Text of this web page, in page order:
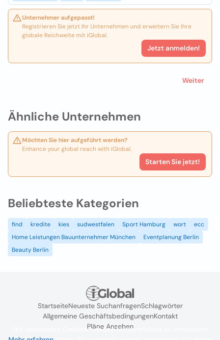
Ähnliche Unternehmen
Möchten Sie hier aufgeführt werden?
Enhance your global reach with iGlobal.
Starten Sie jetzt!
Unternehmer aufgepasst!
Registrieren Sie jetzt Ihr Unternehmen und erweitern Sie Ihre
globale Reichweite mit iGlobal.
Jetzt anmelden!
Weiter
Beliebteste Kategorien
find kredite kies sudwestfalen Sport Hamburg wort
ecc
Home Leistungen Bauunternehmer München
Eventplanung Berlin
Beauty Berlin
StartseiteNeueste SuchanfragenSchlagwörter
Allgemeine GeschäftsbedingungenKontakt
Pläne Ansehen
Wir verwenden Cookies, um das Nutzererlebnis zu verbessern